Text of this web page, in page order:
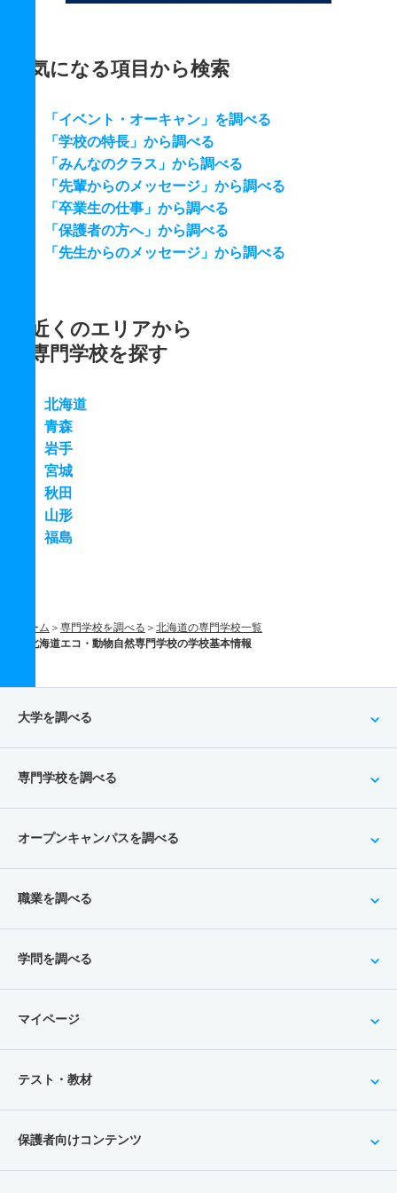
気になる項目から検索
「イベント・オーキャン」を調べる
「学校の特長」から調べる
「みんなのクラス」から調べる
「先輩からのメッセージ」から調べる
「卒業生の仕事」から調べる
「保護者の方へ」から調べる
「先生からのメッセージ」から調べる
近くのエリアから
専門学校を探す
北海道
青森
岩手
宮城
秋田
山形
福島
ホーム 専門学校を調べる
北海道の専門学校一覧
北海道エコ・動物自然専門学校の学校基本情報
大学を調べる
専門学校を調べる
オープンキャンパスを調べる
職業を調べる
学問を調べる
マイページ
テスト・教材
保護者向けコンテンツ